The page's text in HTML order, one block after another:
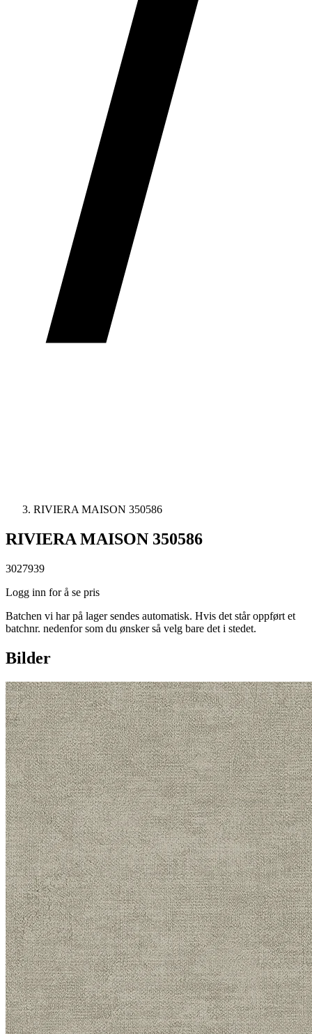
RIVIERA MAISON 350586
RIVIERA MAISON 350586
3027939
Logg inn for å se pris
Batchen vi har på lager sendes automatisk. Hvis det står oppført et
batchnr. nedenfor som du ønsker så velg bare det i stedet.
Bilder